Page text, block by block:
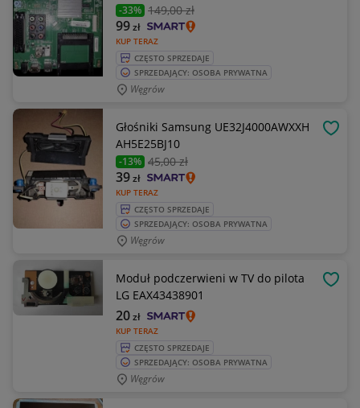
-33% 149,00 zł
KUP TERAZ
99zł
CZĘSTO SPRZEDAJE
SPRZEDAJĄCY: OSOBA PRYWATNA
Węgrów
Głośniki Samsung UE32J4000AWXXH
AH5E25BJ10
-13% 45,00 zł
KUP TERAZ
39zł
CZĘSTO SPRZEDAJE
SPRZEDAJĄCY: OSOBA PRYWATNA
Węgrów
Moduł podczerwieni w TV do pilota
LG EAX43438901
KUP TERAZ
20zł
CZĘSTO SPRZEDAJE
SPRZEDAJĄCY: OSOBA PRYWATNA
Węgrów